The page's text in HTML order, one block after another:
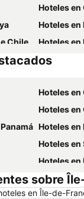
Hoteles en
Hoteles en
Chile
Hoteles en
Hoteles en
Hoteles en
Hoteles en
Hoteles en
Hoteles en
Hoteles
Hoteles en
Hoteles en
sobre
en Île-de-